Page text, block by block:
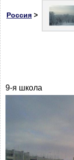
Россия >
9-я школа